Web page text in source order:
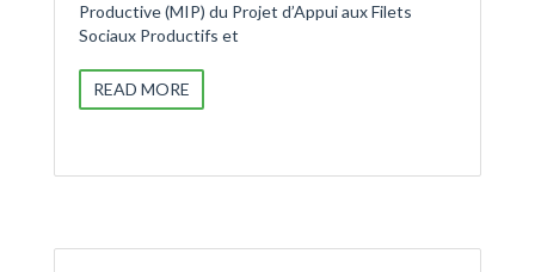
Productive (MIP) du Projet d’Appui aux Filets
Sociaux Productifs et
READ MORE